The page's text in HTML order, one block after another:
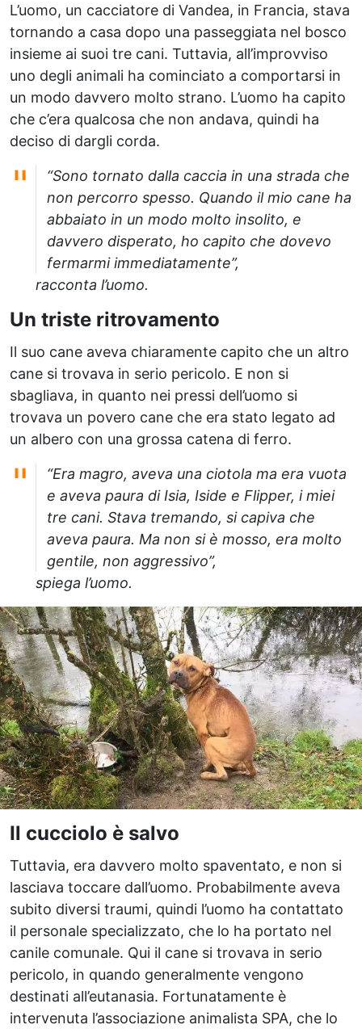
L’uomo, un cacciatore di Vandea, in Francia, stava
tornando a casa dopo una passeggiata nel bosco
insieme ai suoi tre cani. Tuttavia, all’improvviso
uno degli animali ha cominciato a comportarsi in
un modo davvero molto strano. L’uomo ha capito
che c’era qualcosa che non andava, quindi ha
deciso di dargli corda.
“Sono tornato dalla caccia in una strada che
non percorro spesso. Quando il mio cane ha
abbaiato in un modo molto insolito, e
davvero disperato, ho capito che dovevo
fermarmi immediatamente”,
racconta l’uomo.
Un triste ritrovamento
Il suo cane aveva chiaramente capito che un altro
cane si trovava in serio pericolo. E non si
sbagliava, in quanto nei pressi dell’uomo si
trovava un povero cane che era stato legato ad
un albero con una grossa catena di ferro.
“Era magro, aveva una ciotola ma era vuota
e aveva paura di Isia, Iside e Flipper, i miei
tre cani. Stava tremando, si capiva che
aveva paura. Ma non si è mosso, era molto
gentile, non aggressivo”,
spiega l’uomo.
Il cucciolo è salvo
Tuttavia, era davvero molto spaventato, e non si
lasciava toccare dall’uomo. Probabilmente aveva
subito diversi traumi, quindi l’uomo ha contattato
il personale specializzato, che lo ha portato nel
canile comunale. Qui il cane si trovava in serio
pericolo, in quando generalmente vengono
destinati all’eutanasia. Fortunatamente è
intervenuta l’associazione animalista SPA, che lo